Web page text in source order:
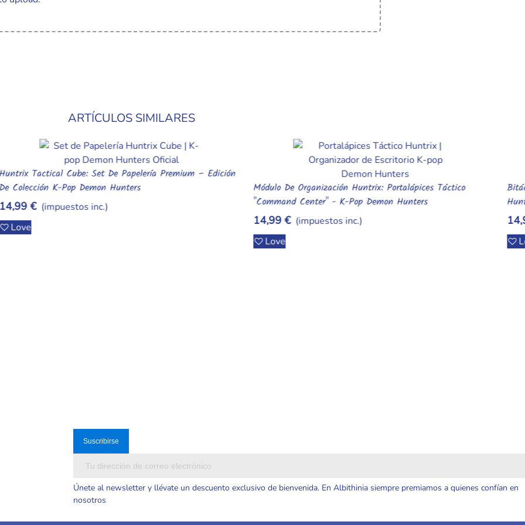
ARTÍCULOS SIMILARES
Añadir Al Carrito
Módulo De Organización Huntrix: Portalápices Táctico
"Command Center" - K-Pop Demon Hunters
14,99 €
Añadir Al Carrito
Bitácora De Campo Huntrix: Diario De Misiones "Demon
Hunter Chronicle"
14,99 € (impuestos inc.)
Love
Únete al newsletter y llévate un descuento exclusivo de bienvenida. En Albithinia siempre premiamos a quienes confían en
nosotros